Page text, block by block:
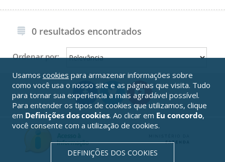
0 resultados encontrados
Ordenar por:
Usamos cookies para armazenar informações sobre
como você usa o nosso site e as páginas que visita. Tudo
para tornar sua experiência a mais agradável possível.
Para entender os tipos de cookies que utilizamos, clique
em Definições dos cookies. Ao clicar em Eu concordo,
você consente com a utilização de cookies.
DEFINIÇÕES DOS COOKIES